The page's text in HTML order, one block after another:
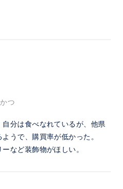
つ
分は食べなれているが、他県
うで、購買率が低かった。
など装飾物がほしい。